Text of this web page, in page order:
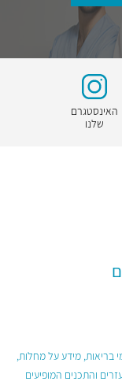
האינסטגרם
שלנו
בריאות, מידע על מחלות,
והתכנים המופיעים